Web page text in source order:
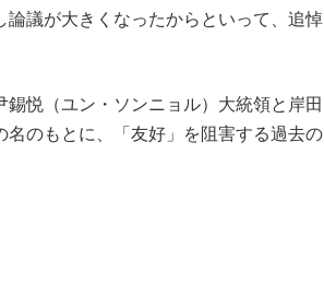
議が大きくなったからといって、追悼
悦（ユン・ソンニョル）大統領と岸田
のもとに、「友好」を阻害する過去の